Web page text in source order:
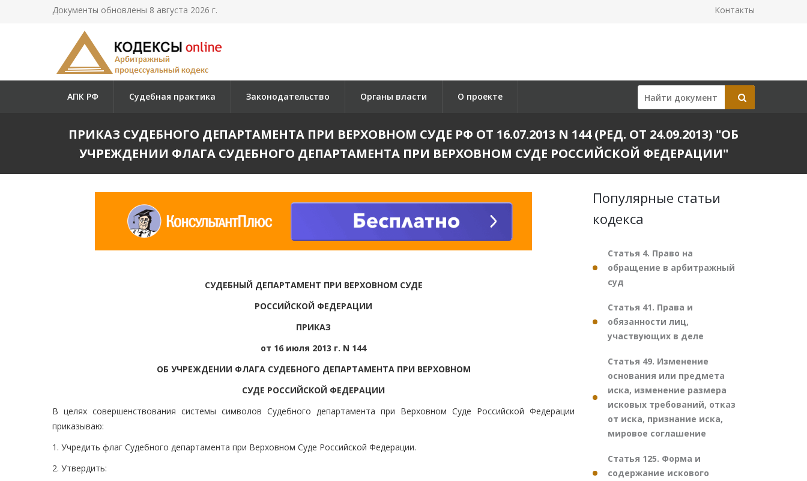
Документы обновлены 8 августа 2026 г. Контакты
АПК РФ Судебная практика Законодательство Органы власти О проекте
ПРИКАЗ СУДЕБНОГО ДЕПАРТАМЕНТА ПРИ ВЕРХОВНОМ СУДЕ РФ ОТ 16.07.2013 N 144 (РЕД. ОТ 24.09.2013) "ОБ
УЧРЕЖДЕНИИ ФЛАГА СУДЕБНОГО ДЕПАРТАМЕНТА ПРИ ВЕРХОВНОМ СУДЕ РОССИЙСКОЙ ФЕДЕРАЦИИ"
СУДЕБНЫЙ ДЕПАРТАМЕНТ ПРИ ВЕРХОВНОМ СУДЕ
РОССИЙСКОЙ ФЕДЕРАЦИИ
ПРИКАЗ
от 16 июля 2013 г. N 144
ОБ УЧРЕЖДЕНИИ ФЛАГА СУДЕБНОГО ДЕПАРТАМЕНТА ПРИ ВЕРХОВНОМ
СУДЕ РОССИЙСКОЙ ФЕДЕРАЦИИ
В целях совершенствования системы символов Судебного департамента при Верховном Суде Российской Федерации
приказываю:
1. Учредить флаг Судебного департамента при Верховном Суде Российской Федерации.
2. Утвердить:
Популярные статьи
кодекса
Статья 4. Право на
обращение в арбитражный
суд
Статья 41. Права и
обязанности лиц,
участвующих в деле
Статья 49. Изменение
основания или предмета
иска, изменение размера
исковых требований, отказ
от иска, признание иска,
мировое соглашение
Статья 125. Форма и
содержание искового